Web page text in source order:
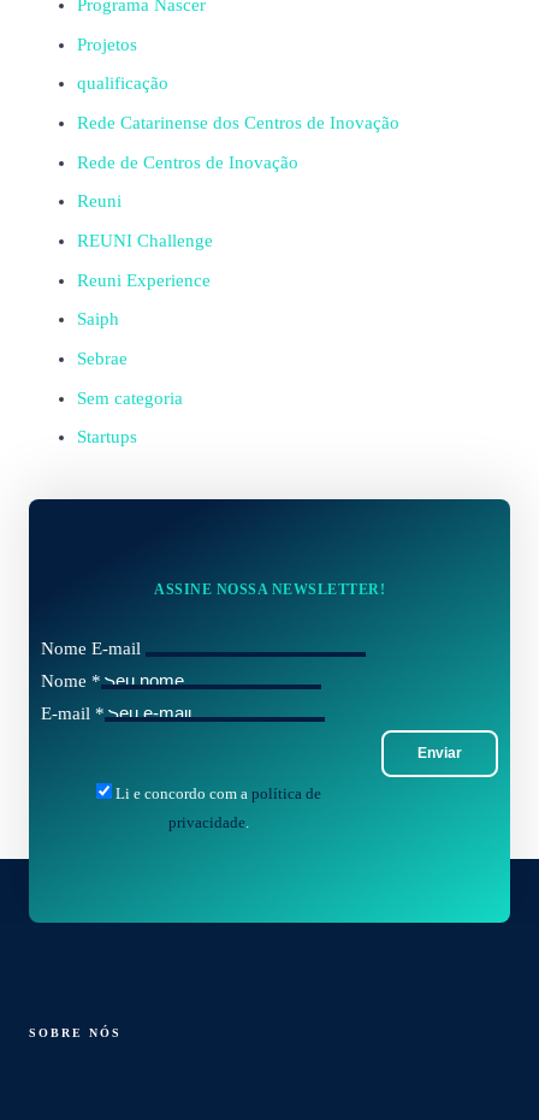
Programa Nascer
Projetos
qualificação
Rede Catarinense dos Centros de Inovação
Rede de Centros de Inovação
Reuni
REUNI Challenge
Reuni Experience
Saiph
Sebrae
Sem categoria
Startups
ASSINE NOSSA NEWSLETTER!
Nome E-mail
Nome *
E-mail *
Enviar
Li e concordo com a política de
privacidade.
SOBRE NÓS